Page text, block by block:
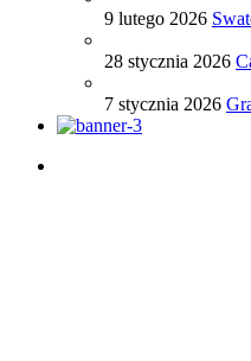
9 lutego 2026
28 stycznia 2026
7 stycznia 2026